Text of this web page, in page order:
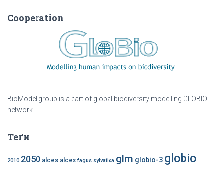
Cooperation
BioModel group is a part of global biodiversity modelling GLOBIO
network
Теґи
2010 2050 alces alces fagus sylvatica glm globio-3 globio